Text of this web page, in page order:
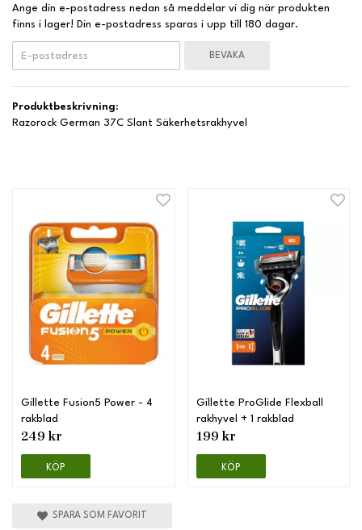
Ange din e-postadress nedan så meddelar vi dig när produkten
finns i lager! Din e-postadress sparas i upp till 180 dagar.
BEVAKA
Produktbeskrivning:
Razorock German 37C Slant Säkerhetsrakhyvel
Gillette Fusion5 Power - 4
rakblad
249 kr
KÖP
Gillette ProGlide Flexball
rakhyvel + 1 rakblad
199 kr
KÖP
SPARA SOM FAVORIT